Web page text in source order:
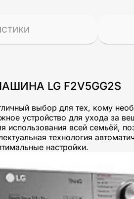
LG F2V5GG2S
выбор для тех, кому
устройство для ухода за
использования всей семьёй,
технология
настройки.